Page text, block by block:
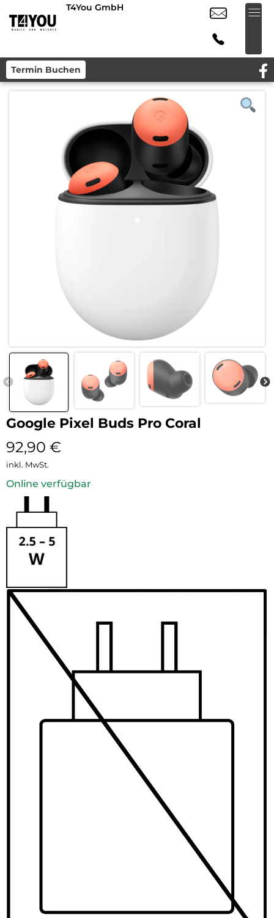
T4You GmbH
Termin Buchen
Google Pixel Buds Pro Coral
92,90 €
inkl. MwSt.
Online verfügbar